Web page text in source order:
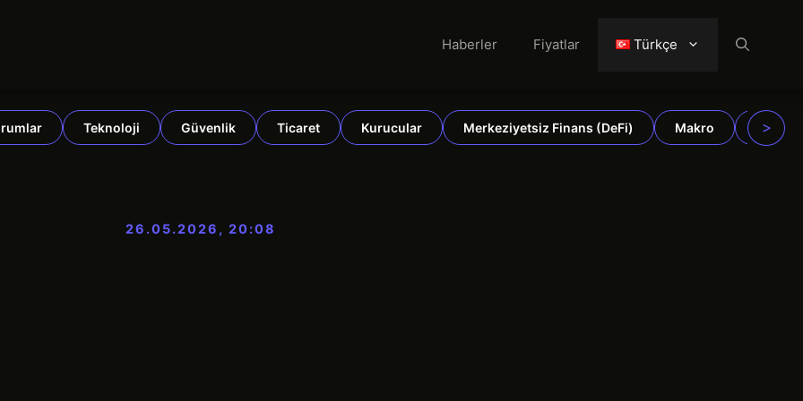
Haberler Fiyatlar Türkçe
Teknoloji Güvenlik Ticaret Kurucular Merkeziyetsiz Finans (DeFi) Makro >
26.05.2026, 20:08